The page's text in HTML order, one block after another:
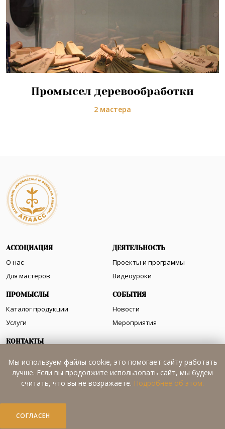
Промысел деревообработки
2 мастера
АССОЦИАЦИЯ
О нас
Для мастеров
ДЕЯТЕЛЬНОСТЬ
Проекты и программы
Видеоуроки
ПРОМЫСЛЫ
Каталог продукции
Услуги
СОБЫТИЯ
Новости
Мероприятия
КОНТАКТЫ
+7 (8772) 52-35-53 apaass@mail.ru
© 2020 Ассоциация «Промыслы и ремесла Адыгеи»
Мы используем файлы cookie, это помогает сайту работать
лучше. Если вы продолжите использовать сайт, мы будем
считать, что вы не возражаете. Подробнее об этом.
СОГЛАСЕН